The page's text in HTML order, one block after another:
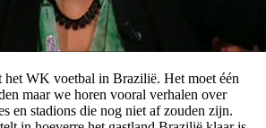
het WK voetbal in Brazilië. Het moet één
maar we horen vooral verhalen over
en stadions die nog niet af zouden zijn.